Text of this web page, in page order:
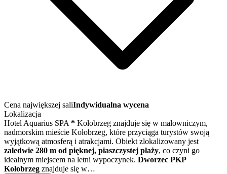
Cena największej saliIndywidualna wycena
Lokalizacja
Hotel Aquarius SPA * Kołobrzeg znajduje się w malowniczym,
nadmorskim mieście Kołobrzeg, które przyciąga turystów swoją
wyjątkową atmosferą i atrakcjami. Obiekt zlokalizowany jest
zaledwie 280 m od pięknej, piaszczystej plaży, co czyni go
idealnym miejscem na letni wypoczynek. Dworzec PKP
Kołobrzeg znajduje się w…